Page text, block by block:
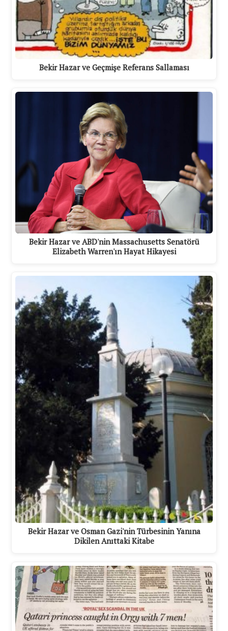
Bekir Hazar ve Geçmişe Referans Sallaması
Bekir Hazar ve ABD'nin Massachusetts Senatörü
Elizabeth Warren'ın Hayat Hikayesi
Bekir Hazar ve Osman Gazi'nin Türbesinin Yanına
Dikilen Anıttaki Kitabe